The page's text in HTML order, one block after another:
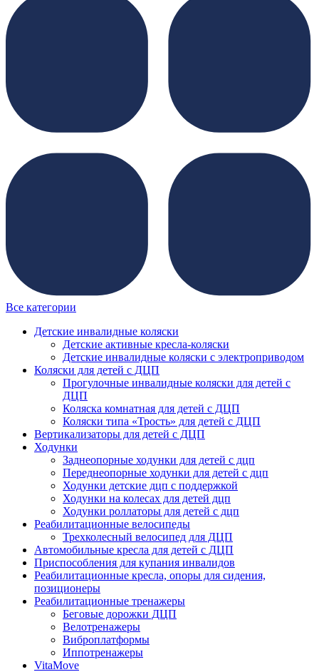
Все категории
Детские инвалидные коляски
Детские активные кресла-коляски
Детские инвалидные коляски с электроприводом
Коляски для детей с ДЦП
Прогулочные инвалидные коляски для детей с
ДЦП
Коляска комнатная для детей с ДЦП
Коляски типа «Трость» для детей с ДЦП
Вертикализаторы для детей с ДЦП
Ходунки
Заднеопорные ходунки для детей с дцп
Переднеопорные ходунки для детей с дцп
Ходунки детские дцп с поддержкой
Ходунки на колесах для детей дцп
Ходунки роллаторы для детей с дцп
Реабилитационные велосипеды
Трехколесный велосипед для ДЦП
Автомобильные кресла для детей с ДЦП
Приспособления для купания инвалидов
Реабилитационные кресла, опоры для сидения,
позиционеры
Реабилитационные тренажеры
Беговые дорожки ДЦП
Велотренажеры
Виброплатформы
Иппотренажеры
VitaMove